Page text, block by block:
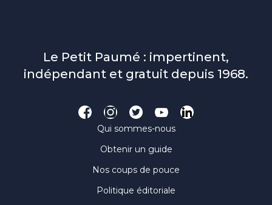
Le Petit Paumé : impertinent,
indépendant et gratuit depuis 1968.
Qui sommes-nous
Obtenir un guide
Nos coups de pouce
Politique éditoriale